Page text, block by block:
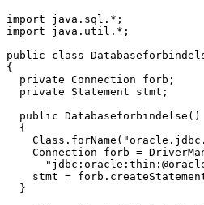
import java.sql.*;
import java.util.*;
public class
{
  private Connection forb;
  private Statement stmt;
public
  {
Connection forb =
stmt =
  }